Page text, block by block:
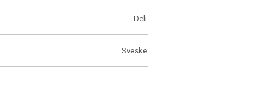
Deli
Sveske